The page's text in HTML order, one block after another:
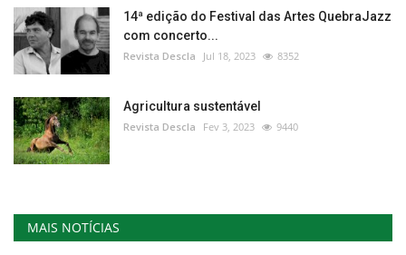
14ª edição do Festival das Artes QuebraJazz
com concerto...
Revista Descla Jul 18, 2023 8352
Agricultura sustentável
Revista Descla Fev 3, 2023 9440
MAIS NOTÍCIAS